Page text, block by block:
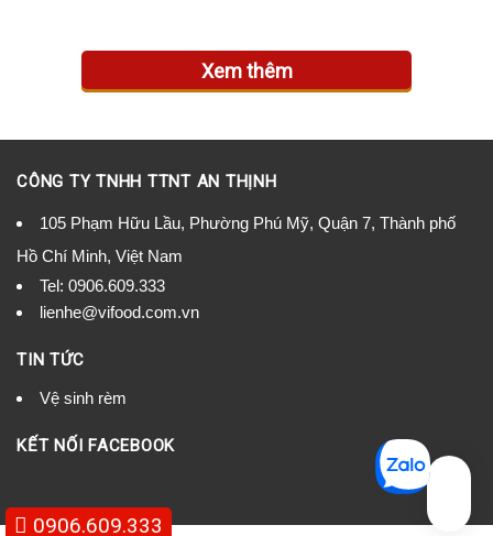
Xem thêm
CÔNG TY TNHH TTNT AN THỊNH
105 Phạm Hữu Lầu, Phường Phú Mỹ, Quận 7, Thành phố
Hồ Chí Minh, Việt Nam
Tel: 0906.609.333
lienhe@vifood.com.vn
TIN TỨC
Vệ sinh rèm
KẾT NỐI FACEBOOK
0906.609.333